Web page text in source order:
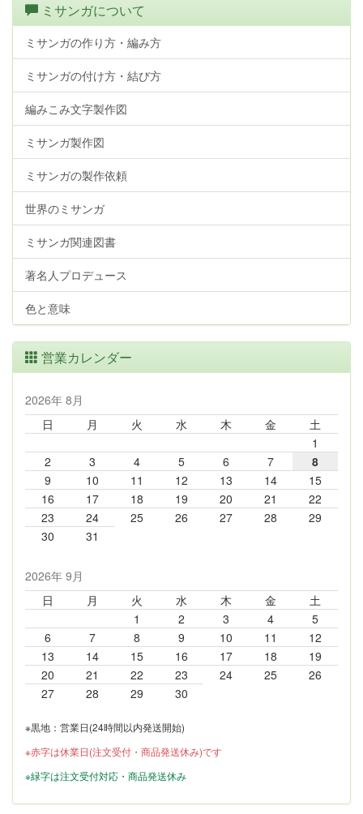
ミサンガについて
ミサンガの作り方・編み方
ミサンガの付け方・結び方
編みこみ文字製作図
ミサンガ製作図
ミサンガの製作依頼
世界のミサンガ
ミサンガ関連図書
著名人プロデュース
色と意味
営業カレンダー
2026年 8月
日
月 火 水 木 金
土
1
2
3 4 5 6 7
8
9
10 11 12 13 14
15
16
17 18 19 20 21
22
23
24 25 26 27 28
29
30
31
2026年 9月
日
月 火 水 木 金
土
1
2 3 4
5
6
7 8 9 10 11
12
13
14 15 16 17 18
19
20
21 22 23 24 25
26
27
28 29 30
※黒地：営業日(24時間以内発送開始)
※赤字は休業日(注文受付・商品発送休み)です
※緑字は注文受付対応・商品発送休み